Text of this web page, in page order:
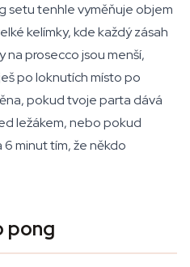
setu tenhle vyměňuje objem
kelímky, kde každý zásah
na prosecco jsou menší,
po loknutích místo po
pokud tvoje parta dává
ležákem, nebo pokud
6 minut tím, že někdo
pong